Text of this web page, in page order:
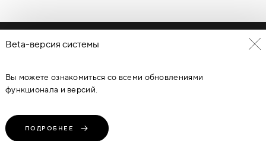
Политика конфиденциальности
© Каталог дверей - DverProf, 2021-2026Материалы сайта
являются объектами авторского права. Запрещается
копирование, распространение, любое использование
ФЕДЕРАЦИИ ОТ 09.07.93Г. №5351-1 “ОБ АВТОРСКОМ ПРАВЕ И
СМЕЖНЫХ ПРАВАХ” (с изменениями от 19 июля 1995 г., 20 июля
Beta-версия системы
Вы можете ознакомиться со всеми обновлениями
функционала и версий.
ПОДРОБНЕЕ